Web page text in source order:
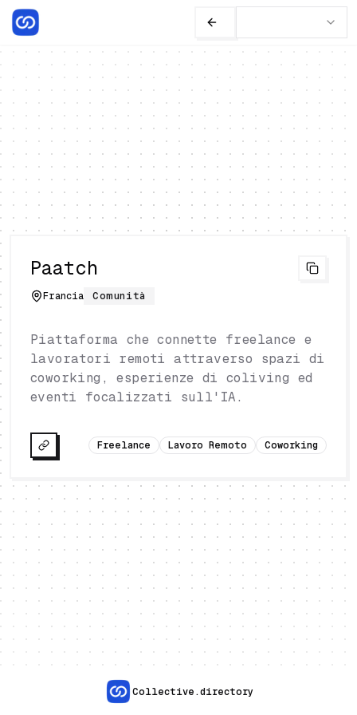
Paatch
Francia Comunità
Piattaforma che connette freelance e
lavoratori remoti attraverso spazi di
coworking, esperienze di coliving ed
eventi focalizzati sull'IA.
Freelance Lavoro Remoto Coworking
Collective.directory